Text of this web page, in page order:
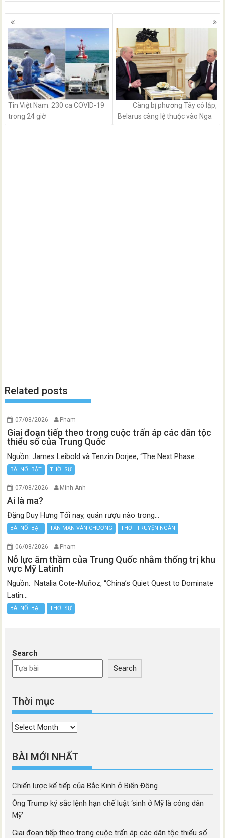
Posts
navigation
Tin Việt Nam: 230 ca COVID-19
trong 24 giờ
Càng bị phương Tây cô lập,
Belarus càng lệ thuộc vào Nga
Related posts
07/08/2026 Pham
Giai đoạn tiếp theo trong cuộc trấn áp các dân tộc
thiểu số của Trung Quốc
Nguồn: James Leibold và Tenzin Dorjee, “The Next Phase...
BÀI NỔI BẬT THỜI SỰ
07/08/2026 Minh Anh
Ai là ma?
Đặng Duy Hưng Tối nay, quán rượu nào trong...
BÀI NỔI BẬT TẢN MẠN VĂN CHƯƠNG THƠ - TRUYỆN NGẮN
06/08/2026 Pham
Nỗ lực âm thầm của Trung Quốc nhằm thống trị khu
vực Mỹ Latinh
Nguồn: Natalia Cote-Muñoz, “China’s Quiet Quest to Dominate
Latin...
BÀI NỔI BẬT THỜI SỰ
Search
Search
Thời mục
Thời
BÀI MỚI NHẤT
Chiến lược kế tiếp của Bắc Kinh ở Biển Đông
Ông Trump ký sắc lệnh hạn chế luật ‘sinh ở Mỹ là công dân
Mỹ’
Giai đoạn tiếp theo trong cuộc trấn áp các dân tộc thiểu số